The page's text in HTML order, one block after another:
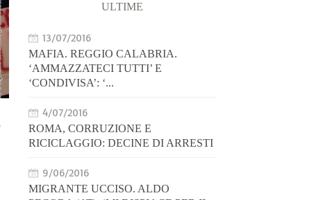
ULTIME
13/07/2016
MAFIA. REGGIO CALABRIA.
‘AMMAZZATECI TUTTI’ E
‘CONDIVISA’: ‘...
4/07/2016
ROMA, CORRUZIONE E
RICICLAGGIO: DECINE DI ARRESTI
9/06/2016
MIGRANTE UCCISO. ALDO